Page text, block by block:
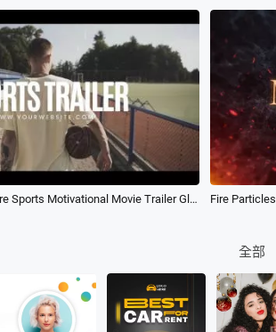
Epic High Energy Inspire Sports Motivational Movie Trailer Glitch Opener Intro Fire
全部